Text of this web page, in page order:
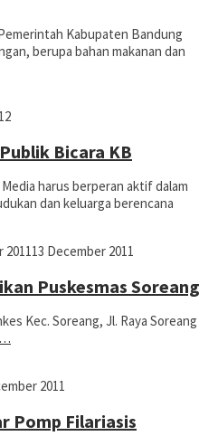
Pemerintah Kabupaten Bandung
berupa bahan makanan dan
Bicara KB
Media harus berperan aktif dalam
dan keluarga berencana
201113 December 2011
Puskesmas Soreang
Kec. Soreang, Jl. Raya Soreang
…
2011
Pomp Filariasis